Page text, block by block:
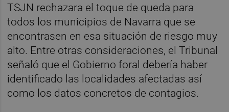
TSJN rechazara el toque de queda para
todos los municipios de Navarra que se
encontrasen en esa situación de riesgo muy
alto. Entre otras consideraciones, el Tribunal
señaló que el Gobierno foral debería haber
identificado las localidades afectadas así
como los datos concretos de contagios.